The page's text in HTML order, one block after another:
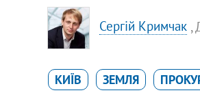
Сергій Кримчак ,
КИЇВ ЗЕМЛЯ